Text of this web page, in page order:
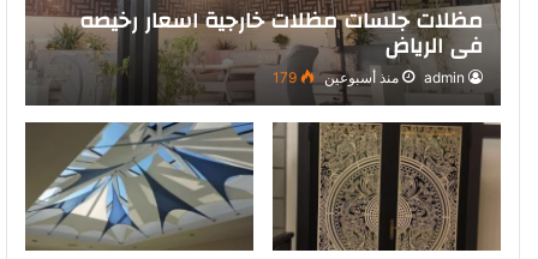
مظلات جلسات مظلات خارجية اسعار رخيصه
في الرياض
admin منذ أسبوعين 179